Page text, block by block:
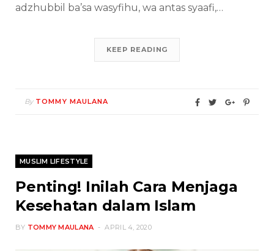
adzhubbil ba’sa wasyfihu, wa antas syaafi,…
KEEP READING
By TOMMY MAULANA
MUSLIM LIFESTYLE
Penting! Inilah Cara Menjaga
Kesehatan dalam Islam
BY TOMMY MAULANA APRIL 4, 2020